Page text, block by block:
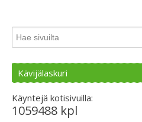
Kävijälaskuri
Käyntejä kotisivuilla:
1059488 kpl